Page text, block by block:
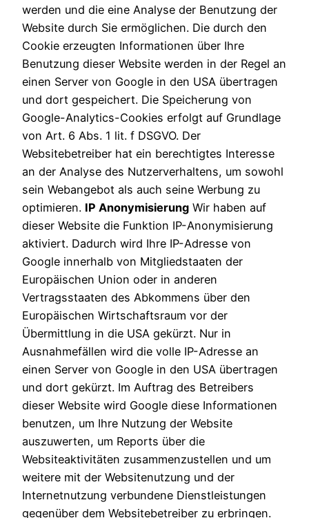
werden und die eine Analyse der Benutzung der
Website durch Sie ermöglichen. Die durch den
Cookie erzeugten Informationen über Ihre
Benutzung dieser Website werden in der Regel an
einen Server von Google in den USA übertragen
und dort gespeichert. Die Speicherung von
Google-Analytics-Cookies erfolgt auf Grundlage
von Art. 6 Abs. 1 lit. f DSGVO. Der
Websitebetreiber hat ein berechtigtes Interesse
an der Analyse des Nutzerverhaltens, um sowohl
sein Webangebot als auch seine Werbung zu
optimieren. IP Anonymisierung Wir haben auf
dieser Website die Funktion IP-Anonymisierung
aktiviert. Dadurch wird Ihre IP-Adresse von
Google innerhalb von Mitgliedstaaten der
Europäischen Union oder in anderen
Vertragsstaaten des Abkommens über den
Europäischen Wirtschaftsraum vor der
Übermittlung in die USA gekürzt. Nur in
Ausnahmefällen wird die volle IP-Adresse an
einen Server von Google in den USA übertragen
und dort gekürzt. Im Auftrag des Betreibers
dieser Website wird Google diese Informationen
benutzen, um Ihre Nutzung der Website
auszuwerten, um Reports über die
Websiteaktivitäten zusammenzustellen und um
weitere mit der Websitenutzung und der
Internetnutzung verbundene Dienstleistungen
gegenüber dem Websitebetreiber zu erbringen.